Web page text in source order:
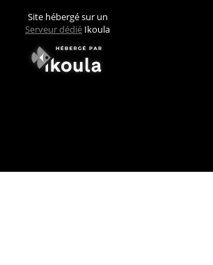
Site hébergé sur un
Serveur dédié Ikoula